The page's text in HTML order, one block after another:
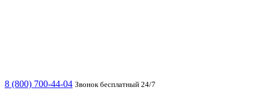
8 (800) 700-44-04 Звонок бесплатный 24/7